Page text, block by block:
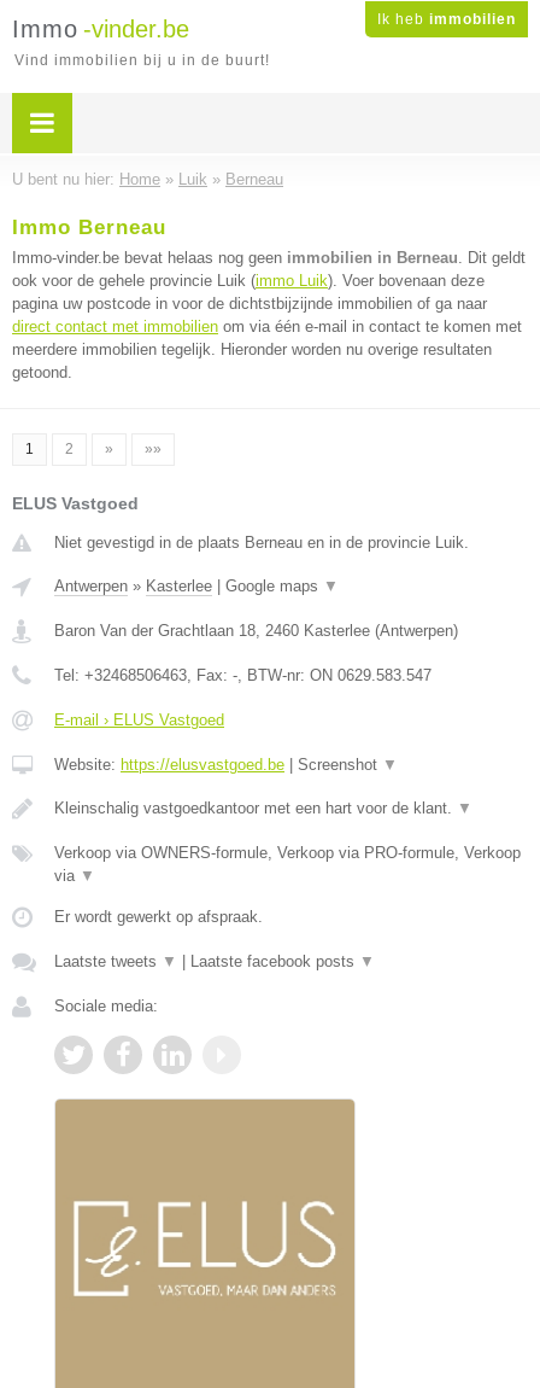
Ik heb immobilien
Immo -vinder.be
Vind immobilien bij u in de buurt!
U bent nu hier: Home » Luik » Berneau
Immo Berneau
Immo-vinder.be bevat helaas nog geen immobilien in Berneau. Dit geldt
ook voor de gehele provincie Luik (immo Luik). Voer bovenaan deze
pagina uw postcode in voor de dichtstbijzijnde immobilien of ga naar
direct contact met immobilien om via één e-mail in contact te komen met
meerdere immobilien tegelijk. Hieronder worden nu overige resultaten
getoond.
1 2 » »»
ELUS Vastgoed
Niet gevestigd in de plaats Berneau en in de provincie Luik.
Antwerpen » Kasterlee Google maps ▼
Baron Van der Grachtlaan 18, 2460 Kasterlee (Antwerpen)
Tel: +32468506463, Fax: -, BTW-nr: ON 0629.583.547
E-mail › ELUS Vastgoed
Website: https://elusvastgoed.be Screenshot ▼
Kleinschalig vastgoedkantoor met een hart voor de klant. ▼
Verkoop via OWNERS-formule, Verkoop via PRO-formule, Verkoop
via ▼
Er wordt gewerkt op afspraak.
Laatste tweets ▼ Laatste facebook posts ▼
Sociale media: